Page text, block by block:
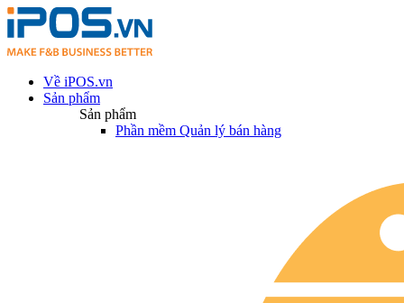
Về iPOS.vn
Sản phẩm
Sản phẩm
Phần mềm Quản lý bán hàng